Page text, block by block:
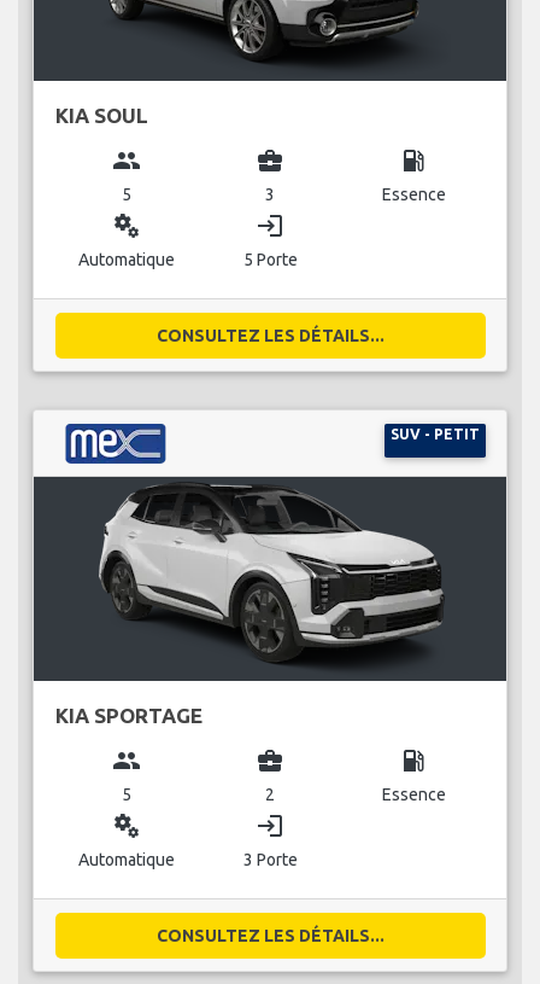
KIA SOUL
group
5
business_center
3
local_gas_station
Essence
miscellaneous_services
Automatique
login
5 Porte
CONSULTEZ LES DÉTAILS...
SUV - PETIT
KIA SPORTAGE
group
5
business_center
2
local_gas_station
Essence
miscellaneous_services
Automatique
login
3 Porte
CONSULTEZ LES DÉTAILS...